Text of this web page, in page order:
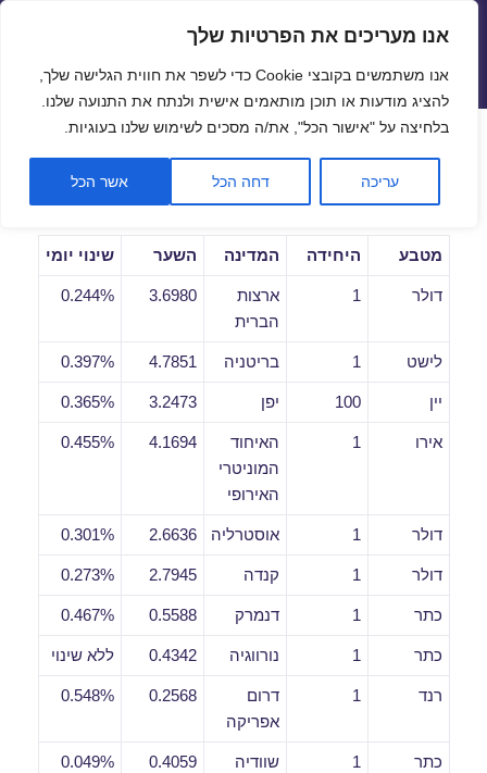
פתח
אנו מעריכים את הפרטיות שלך
אנו משתמשים בקובצי Cookie כדי לשפר את חווית הגלישה שלך,
להציג מודעות או תוכן מותאמים אישית ולנתח את התנועה שלנו.
בלחיצה על "אישור הכל", את/ה מסכים לשימוש שלנו בעוגיות.
עריכה דחה הכל אשר הכל
שערי חליפין יציגים – שער יציג
תפריטים
ווידג'טים
שערי חליפין יומיים לתאריך
14/11/2018
מטבע היחידה המדינה השער שינוי יומי
דולר 1
ארצות
הברית
3.6980
0.244%
לישט 1 בריטניה 4.7851
0.397%
יין 100 יפן 3.2473
0.365%
אירו 1
האיחוד
המוניטרי
האירופי
4.1694
0.455%
דולר 1 אוסטרליה 2.6636
0.301%
דולר 1 קנדה 2.7945
0.273%
כתר 1 דנמרק 0.5588
0.467%
כתר 1 נורווגיה 0.4342 ללא שינוי
רנד 1
דרום
אפריקה
0.2568
0.548%
כתר 1 שוודיה 0.4059
0.049%